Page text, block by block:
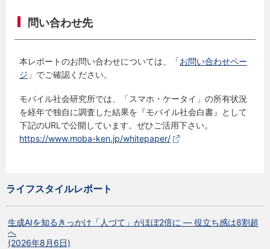
問い合わせ先
本レポートのお問い合わせについては、「お問い合わせペー
ジ 」でご確認ください。
モバイル社会研究所では、「スマホ・ケータイ」の所有状況
を経年で独自に調査した結果を『モバイル社会白書』として
下記のURLで公開しています。ぜひご活用下さい。
https://www.moba-ken.jp/whitepaper/
ライフスタイルレポート
生成AIを知るきっかけ「人づて」がほぼ2倍に ― 役立ち感は8割超
へ
(2026年8月6日)